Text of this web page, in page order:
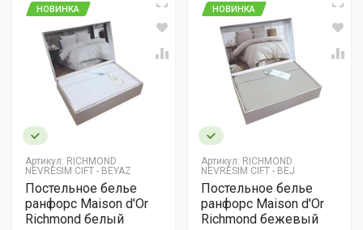
Артикул: RICHMOND
NEVRESIM CIFT - BEYAZ
НОВИНКА
Постельное белье
ранфорс Maison d'Or
Richmond белый
Артикул: RICHMOND
NEVRESIM CIFT - BEJ
НОВИНКА
Постельное белье
ранфорс Maison d'Or
Richmond бежевый